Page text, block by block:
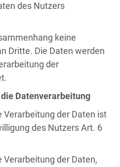
des Nutzers
keine
Dritte. Die Daten werden
der
Datenverarbeitung
Verarbeitung der Daten ist
des Nutzers Art. 6
Verarbeitung der Daten,